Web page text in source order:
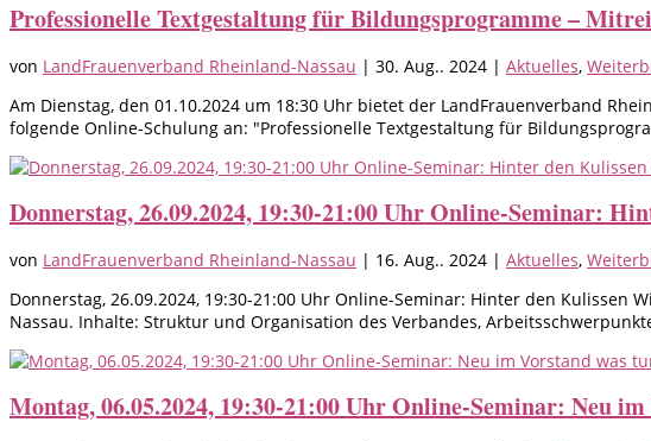
Professionelle Textgestaltung für Bildungsprogramme –
von LandFrauenverband Rheinland-Nassau | 30. Aug.. 2024 | Aktuelles,
Am Dienstag, den 01.10.2024 um 18:30 Uhr bietet der LandFrauenverband
folgende Online-Schulung an: "Professionelle Textgestaltung für
Donnerstag, 26.09.2024, 19:30-21:00 Uhr Online-Seminar:
von LandFrauenverband Rheinland-Nassau | 16. Aug.. 2024 | Aktuelles,
Donnerstag, 26.09.2024, 19:30-21:00 Uhr Online-Seminar: Hinter den
Nassau. Inhalte: Struktur und Organisation des Verbandes,
Montag, 06.05.2024, 19:30-21:00 Uhr Online-Seminar: Neu